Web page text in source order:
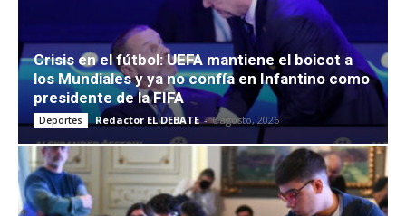
Crisis en el fútbol: UEFA mantiene el boicot a
los Mundiales y ya no confía en Infantino como
presidente de la FIFA
Deportes Redactor EL DEBATE - 6 agosto, 2026